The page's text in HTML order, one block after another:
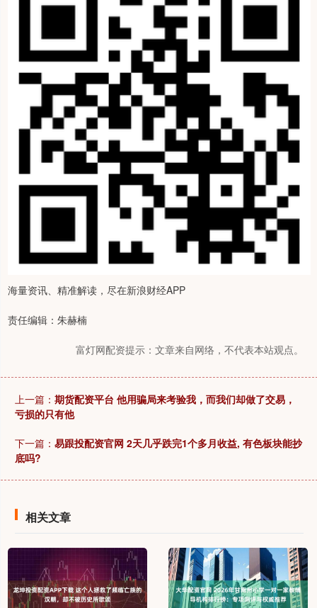
海量资讯、精准解读，尽在新浪财经APP
责任编辑：朱赫楠
富灯网配资提示：文章来自网络，不代表本站观点。
上一篇： 期货配资平台 他用骗局来考验我，而我们却做了交易，
亏损的只有他
下一篇： 易跟投配资官网 2天几乎跌完1个多月收益, 有色板块能抄
底吗?
相关文章